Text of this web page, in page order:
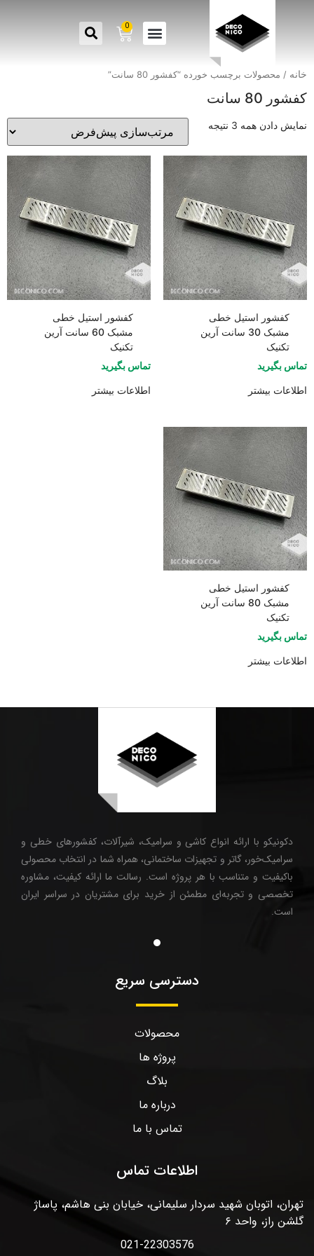
0
خانه / محصولات برچسب خورده “کفشور 80 سانت”
کفشور 80 سانت
نمایش دادن همه 3 نتیجه
کفشور استیل خطی
مشبک 30 سانت آرین
تکنیک
تماس بگیرید
اطلاعات بیشتر
کفشور استیل خطی
مشبک 60 سانت آرین
تکنیک
تماس بگیرید
اطلاعات بیشتر
کفشور استیل خطی
مشبک 80 سانت آرین
تکنیک
تماس بگیرید
اطلاعات بیشتر
دکونیکو با ارائه انواع کاشی و سرامیک، شیرآلات، کفشورهای خطی و
سرامیک‌خور، گاتر و تجهیزات ساختمانی، همراه شما در انتخاب محصولی
باکیفیت و متناسب با هر پروژه است. رسالت ما ارائه کیفیت، مشاوره
تخصصی و تجربه‌ای مطمئن از خرید برای مشتریان در سراسر ایران
است.
دسترسی سریع
محصولات
پروژه ها
بلاگ
درباره ما
تماس با ما
اطلاعات تماس
تهران، اتوبان شهید سردار سلیمانی، خیابان بنی هاشم، پاساژ
گلشن راز، واحد ۶
021-22303576